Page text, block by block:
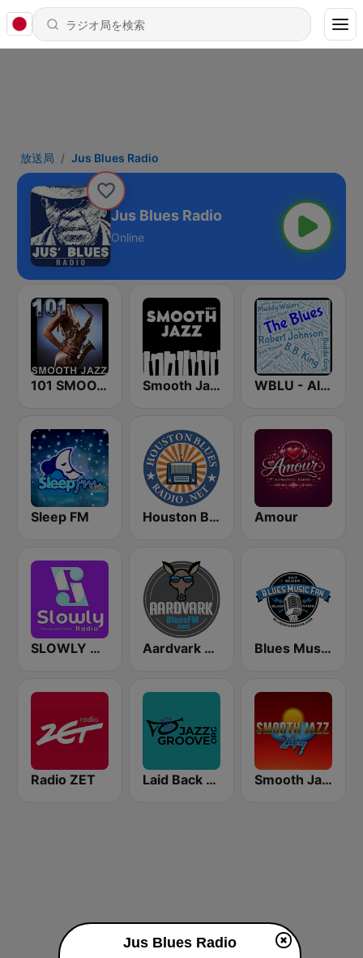
放送局 Jus Blues Radio
Jus Blues Radio
Online
101 SMOOTH JAZZ Smooth Jazz - Groov WBLU - All Blues Radio
Sleep FM Houston Blues Radio Amour
SLOWLY RADIO Aardvark Blues FM Blues Music Fan Radio
Radio ZET Laid Back Jazz Smooth Jazz 247
Jus Blues Radio